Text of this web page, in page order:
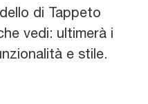
di Tappeto
vedi: ultimerà i
e stile.